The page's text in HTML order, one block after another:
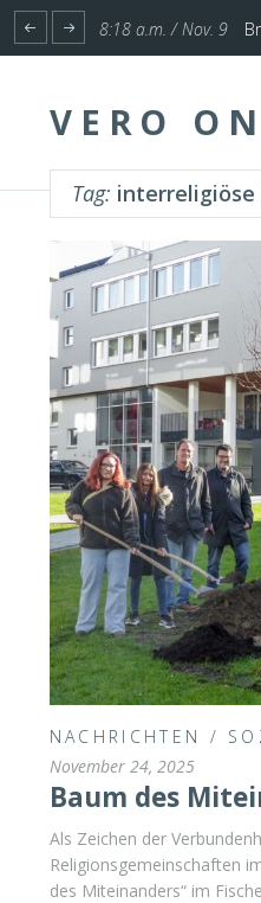
1:17 p.m. / Nov. 4
VERO
Tag: interreligiöse
NACHRICHTEN /
November 24, 2025
Baum des
Als Zeichen der
Religionsgemeinschaften
des Miteinanders“ im